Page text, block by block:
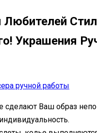
Любителей
Украшения
сделают Ваш образ